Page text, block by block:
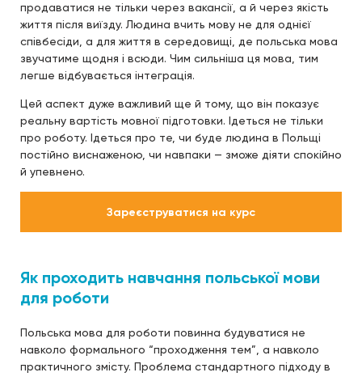
продаватися не тільки через вакансії, а й через якість
життя після виїзду. Людина вчить мову не для однієї
співбесіди, а для життя в середовищі, де польська мова
звучатиме щодня і всюди. Чим сильніша ця мова, тим
легше відбувається інтеграція.
Цей аспект дуже важливий ще й тому, що він показує
реальну вартість мовної підготовки. Ідеться не тільки
про роботу. Ідеться про те, чи буде людина в Польщі
постійно виснаженою, чи навпаки — зможе діяти спокійно
й упевнено.
Зареєструватися на курс
Як проходить навчання польської мови
для роботи
Польська мова для роботи повинна будуватися не
навколо формального “проходження тем”, а навколо
практичного змісту. Проблема стандартного підходу в